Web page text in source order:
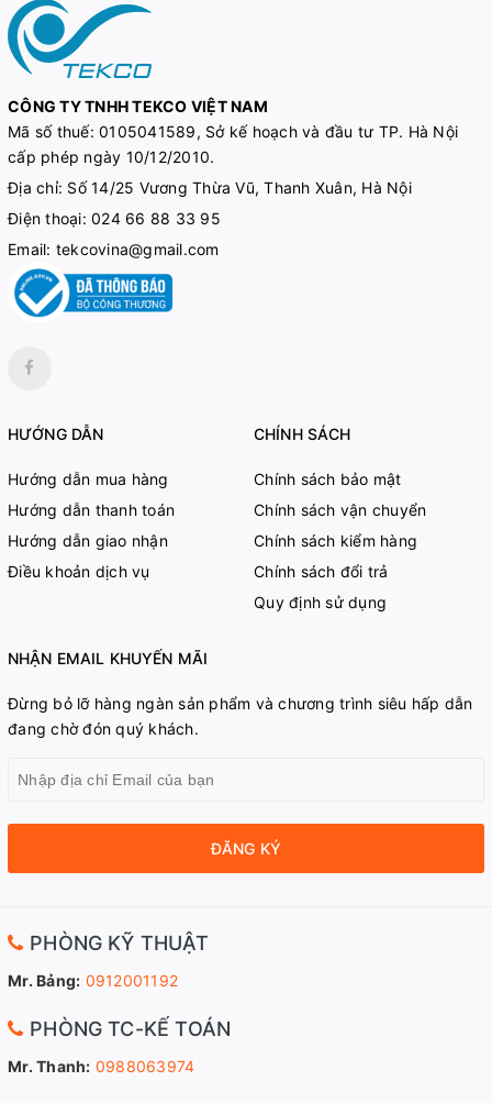
CÔNG TY TNHH TEKCO VIỆT NAM
Mã số thuế: 0105041589, Sở kế hoạch và đầu tư TP. Hà Nội
cấp phép ngày 10/12/2010.
Địa chỉ: Số 14/25 Vương Thừa Vũ, Thanh Xuân, Hà Nội
Điện thoại: 024 66 88 33 95
Email: tekcovina@gmail.com
HƯỚNG DẪN
Hướng dẫn mua hàng
Hướng dẫn thanh toán
Hướng dẫn giao nhận
Điều khoản dịch vụ
CHÍNH SÁCH
Chính sách bảo mật
Chính sách vận chuyển
Chính sách kiểm hàng
Chính sách đổi trả
Quy định sử dụng
NHẬN EMAIL KHUYẾN MÃI
Đừng bỏ lỡ hàng ngàn sản phẩm và chương trình siêu hấp dẫn
đang chờ đón quý khách.
ĐĂNG KÝ
PHÒNG KỸ THUẬT
Mr. Bảng: 0912001192
PHÒNG TC-KẾ TOÁN
Mr. Thanh: 0988063974